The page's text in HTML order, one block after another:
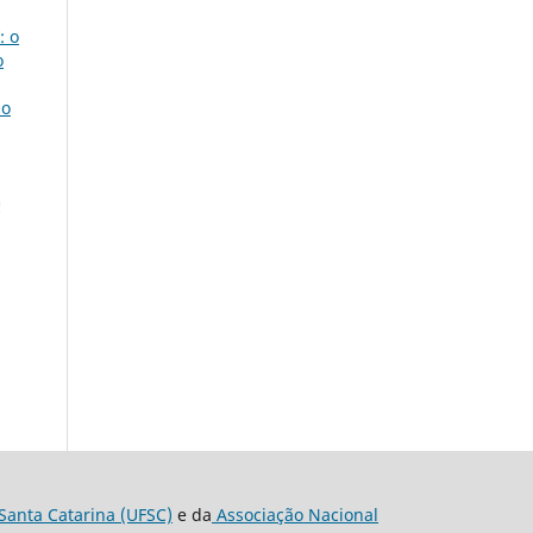
o
Catarina (UFSC) e da Associação Nacional